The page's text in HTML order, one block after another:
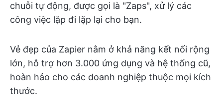
chuỗi tự động, được gọi là "Zaps", xử lý các
công việc lặp đi lặp lại cho bạn.
Vẻ đẹp của Zapier nằm ở khả năng kết nối rộng
lớn, hỗ trợ hơn 3.000 ứng dụng và hệ thống cũ,
hoàn hảo cho các doanh nghiệp thuộc mọi kích
thước.